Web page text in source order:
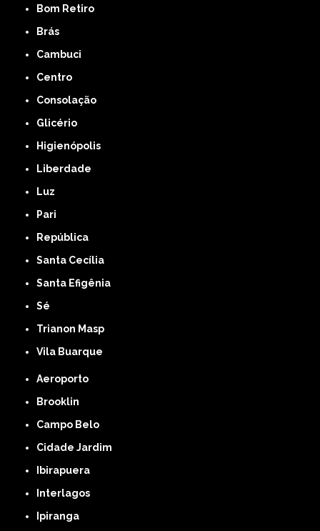
Bom Retiro
Brás
Cambuci
Centro
Consolação
Glicério
Higienópolis
Liberdade
Luz
Pari
República
Santa Cecília
Santa Efigênia
Sé
Trianon Masp
Vila Buarque
Aeroporto
Brooklin
Campo Belo
Cidade Jardim
Ibirapuera
Interlagos
Ipiranga